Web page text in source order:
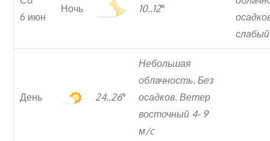
6 июн
Ночь 10..12°
слабый
День 24..26°
Небольшая
облачность. Без
осадков.Ветер
восточный 4- 9
м/c